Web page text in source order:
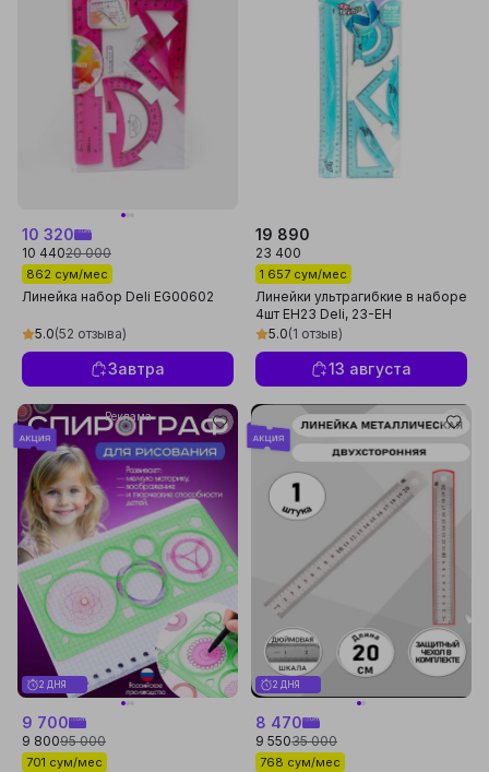
10 320
10 44020 000
862 сум/мес
Линейка набор Deli EG00602
5.0(52 отзыва)
Завтра
19 890
23 400
1 657 сум/мес
Линейки ультрагибкие в наборе
4шт EH23 Deli, 23-EH
5.0(1 отзыв)
13 августа
Реклама
2 ДНЯ
9 700
9 80095 000
701 сум/мес
2 ДНЯ
8 470
9 55035 000
768 сум/мес